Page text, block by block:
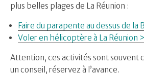
plus belles plages de La Réunion :
Faire du parapente au dessus de la
Voler en hélicoptère à La Réunion >
Attention, ces activités sont souvent
un conseil, réservez à l’avance.